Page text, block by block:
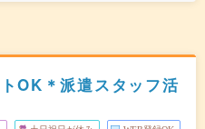
OK＊派遣スタッフ活